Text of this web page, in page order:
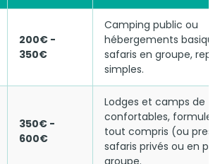
200€ -
350€
Camping public ou
hébergements
safaris en groupe,
simples.
350€ -
600€
Lodges et camps de
confortables, formule
tout compris (ou
safaris privés ou en
groupe.